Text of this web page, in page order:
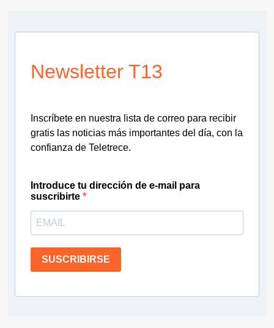
Newsletter T13
Inscríbete en nuestra lista de correo para recibir
gratis las noticias más importantes del día, con la
confianza de Teletrece.
Introduce tu dirección de e-mail para
suscribirte
SUSCRIBIRSE